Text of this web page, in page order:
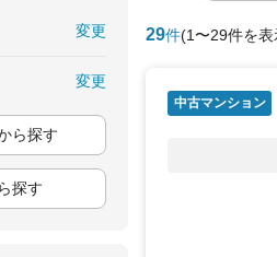
変更
変更
ら探す
探す
29件(1〜29件を表
中古マンション